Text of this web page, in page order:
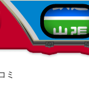
ミ